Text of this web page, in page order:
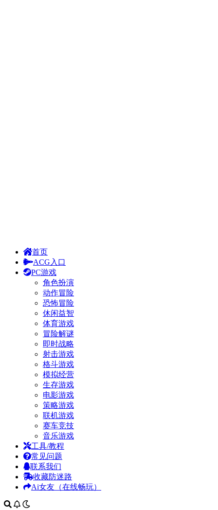
首页
ACG入口
PC游戏
角色扮演
动作冒险
恐怖冒险
休闲益智
体育游戏
冒险解谜
即时战略
射击游戏
格斗游戏
模拟经营
生存游戏
电影游戏
策略游戏
联机游戏
赛车竞技
音乐游戏
工具/教程
常见问题
联系我们
收藏防迷路
Ai女友（在线畅玩）